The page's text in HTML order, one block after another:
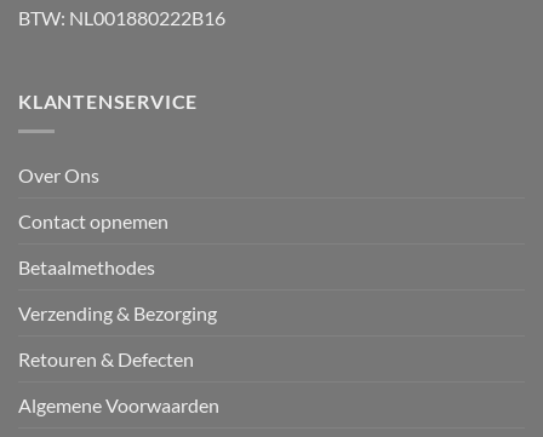
BTW: NL001880222B16
KLANTENSERVICE
Over Ons
Contact opnemen
Betaalmethodes
Verzending & Bezorging
Retouren & Defecten
Algemene Voorwaarden